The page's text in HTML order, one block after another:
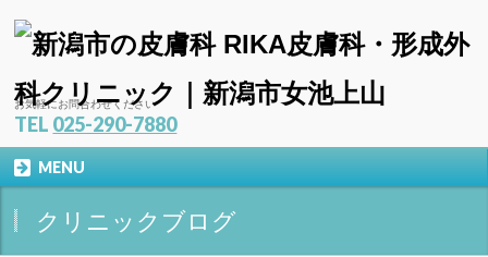
お気軽にお問合わせください
TEL 025-290-7880
MENU
クリニックブログ